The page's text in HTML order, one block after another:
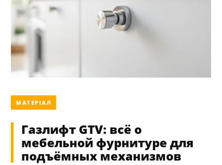
МАТЕРІАЛ
Газлифт GTV: всё о
мебельной фурнитуре для
подъёмных механизмов